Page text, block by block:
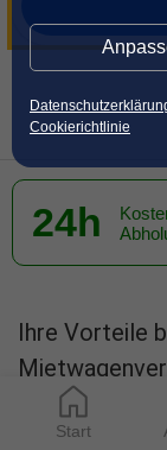
Cookierichtlinie
24h
Ihre Vorteile
Mehr als
Start